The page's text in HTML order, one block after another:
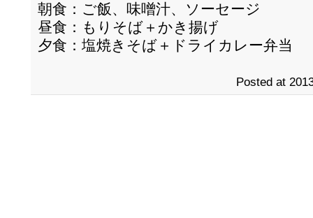
朝食：ご飯、味噌汁、ソーセージ
昼食：もりそば＋かき揚げ
夕食：塩焼きそば＋ドライカレー弁当
Posted at